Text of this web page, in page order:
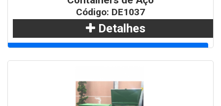
Código: DE1037
Detalhes
WhatsApp